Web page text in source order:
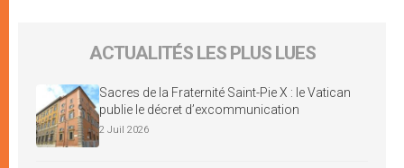
ACTUALITÉS LES PLUS LUES
Sacres de la Fraternité Saint-Pie X : le Vatican
publie le décret d’excommunication
2 Juil 2026